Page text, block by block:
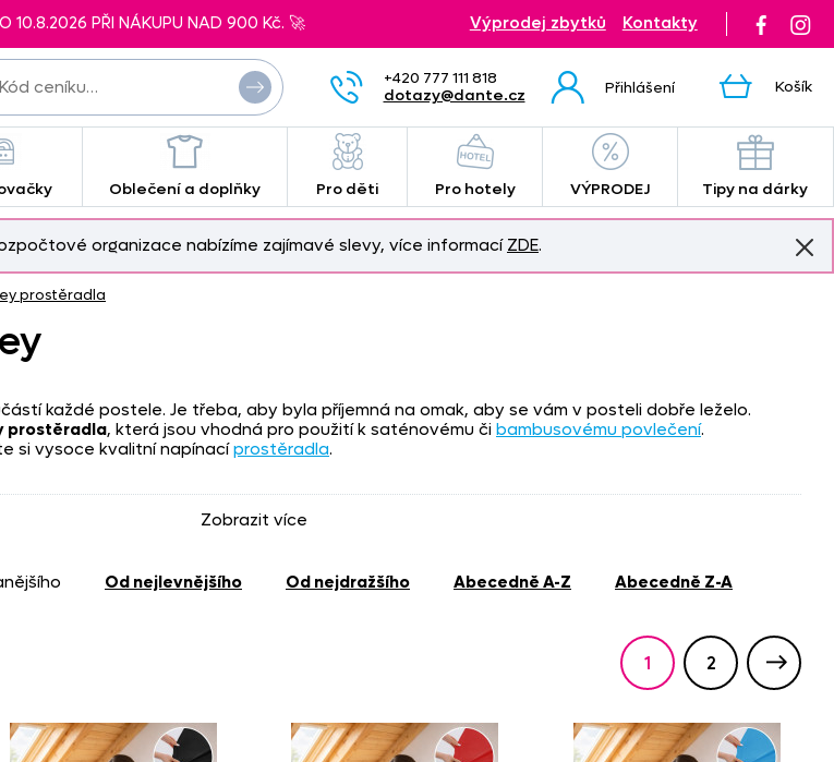
+420 777 111 818
dotazy@dante.cz
Přihlášení Košík
10.8.2026 PŘI NÁKUPU NAD 900 Kč. 🚀 Výprodej zbytků Kontakty
Oblečení a doplňky Pro děti Pro hotely VÝPRODEJ Tipy na dárky
organizace nabízíme zajímavé slevy, více informací ZDE.
prostěradla
každé postele. Je třeba, aby byla příjemná na omak, aby se vám v posteli dobře leželo.
prostěradla, která jsou vhodná pro použití k saténovému či bambusovému povlečení.
si vysoce kvalitní napínacíprostěradla.
Zobrazit více
od nejlevnějšího od nejdražšího abecedně A-Z abecedně Z-A
1 2